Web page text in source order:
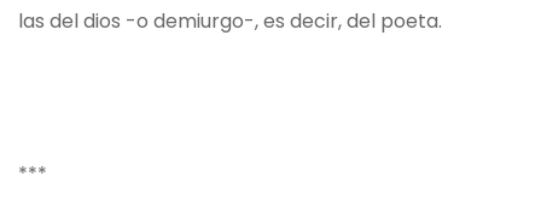
las del dios -o demiurgo-, es decir, del poeta.
***